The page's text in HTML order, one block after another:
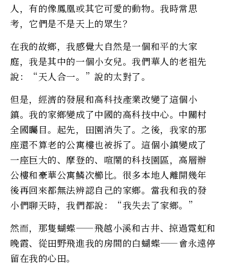
人，有的像鳳凰或其它可愛的動物。我時常思
考，它們是不是天上的眾生？
在我的故鄉，我感覺大自然是一個和平的大家
庭，我是其中的一個小女兒。我們華人的老祖先
說：“天人合一。”說的太對了。
但是，經濟的發展和高科技產業改變了這個小
鎮。我的家鄉變成了中國的高科技中心。中關村
全國矚目。起先，田園消失了。之後，我家的那
座還不算老的公寓樓也被拆了。這個小鎮變成了
一座巨大的、摩登的、喧鬧的科技園區，高層辦
公樓和豪華公寓鱗次櫛比。很多本地人離開幾年
後再回來都無法辨認自己的家鄉。當我和我的發
小們聊天時，我們都說：“我失去了家鄉。”
然而，那隻蝴蝶——飛越小溪和古井、掠過霓虹和
晚霞、從田野飛進我的房間的白蝴蝶——會永遠停
留在我的心田。